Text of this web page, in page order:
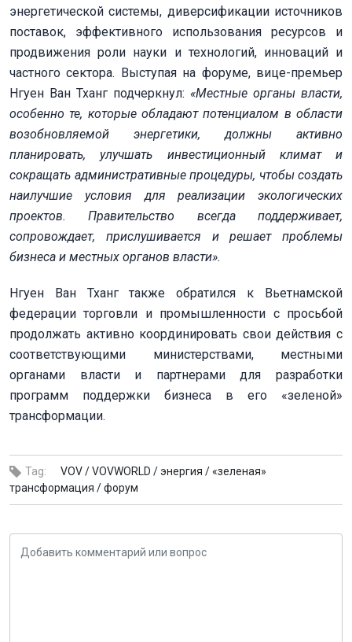
энергетической системы, диверсификации источников
поставок, эффективного использования ресурсов и
продвижения роли науки и технологий, инноваций и
частного сектора. Выступая на форуме, вице-премьер
Нгуен Ван Тханг подчеркнул: «Местные органы власти,
особенно те, которые обладают потенциалом в области
возобновляемой энергетики, должны активно
планировать, улучшать инвестиционный климат и
сокращать административные процедуры, чтобы создать
наилучшие условия для реализации экологических
проектов. Правительство всегда поддерживает,
сопровождает, прислушивается и решает проблемы
бизнеса и местных органов власти».
Нгуен Ван Тханг также обратился к Вьетнамской
федерации торговли и промышленности с просьбой
продолжать активно координировать свои действия с
соответствующими министерствами, местными
органами власти и партнерами для разработки
программ поддержки бизнеса в его «зеленой»
трансформации.
Tag: VOV /VOVWORLD /энергия /«зеленая»
трансформация /форум